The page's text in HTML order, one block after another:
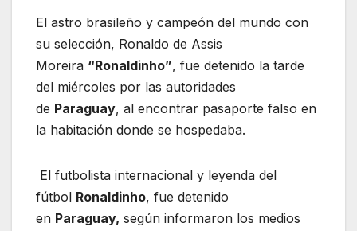
El astro brasileño y campeón del mundo con
su selección, Ronaldo de Assis
Moreira “Ronaldinho”, fue detenido la tarde
del miércoles por las autoridades
de Paraguay, al encontrar pasaporte falso en
la habitación donde se hospedaba.
El futbolista internacional y leyenda del
fútbol Ronaldinho, fue detenido
en Paraguay, según informaron los medios